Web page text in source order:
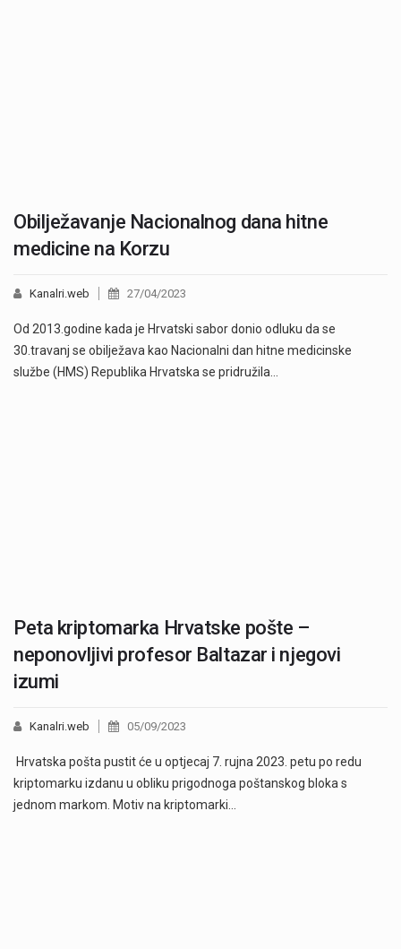
Obilježavanje Nacionalnog dana hitne
medicine na Korzu
Kanalri.web 27/04/2023
Od 2013.godine kada je Hrvatski sabor donio odluku da se
30.travanj se obilježava kao Nacionalni dan hitne medicinske
službe (HMS) Republika Hrvatska se pridružila…
Peta kriptomarka Hrvatske pošte –
neponovljivi profesor Baltazar i njegovi
izumi
Kanalri.web 05/09/2023
Hrvatska pošta pustit će u optjecaj 7. rujna 2023. petu po redu
kriptomarku izdanu u obliku prigodnoga poštanskog bloka s
jednom markom. Motiv na kriptomarki…